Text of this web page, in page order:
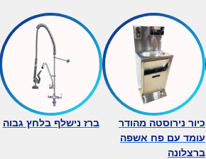
כיור נירוסטה מהודר
עומד עם פח אשפה
ברצלונה
ברז נישלף בלחץ גבוה